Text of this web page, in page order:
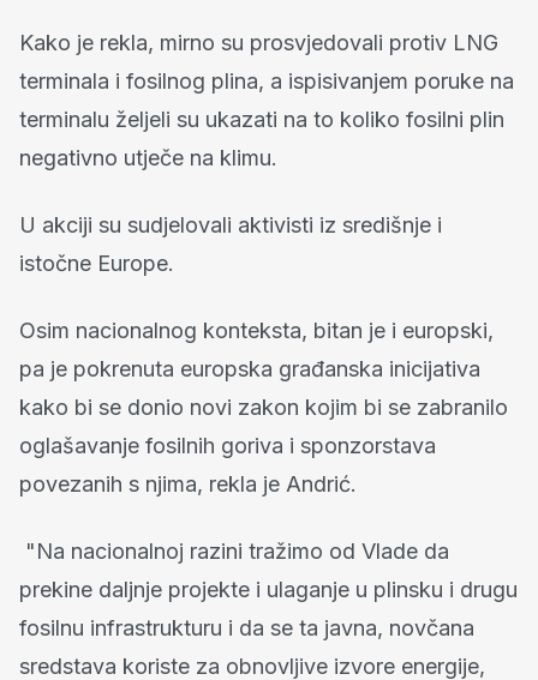
Kako je rekla, mirno su prosvjedovali protiv LNG
terminala i fosilnog plina, a ispisivanjem poruke na
terminalu željeli su ukazati na to koliko fosilni plin
negativno utječe na klimu.
U akciji su sudjelovali aktivisti iz središnje i
istočne Europe.
Osim nacionalnog konteksta, bitan je i europski,
pa je pokrenuta europska građanska inicijativa
kako bi se donio novi zakon kojim bi se zabranilo
oglašavanje fosilnih goriva i sponzorstava
povezanih s njima, rekla je Andrić.
"Na nacionalnoj razini tražimo od Vlade da
prekine daljnje projekte i ulaganje u plinsku i drugu
fosilnu infrastrukturu i da se ta javna, novčana
sredstava koriste za obnovljive izvore energije,